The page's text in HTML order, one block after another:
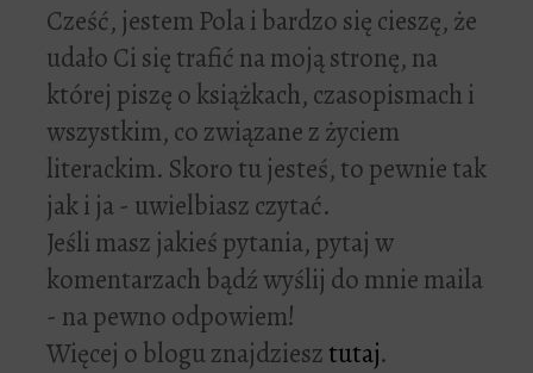
Cześć, jestem Pola i bardzo się cieszę, że
udało Ci się trafić na moją stronę, na
której piszę o książkach, czasopismach i
wszystkim, co związane z życiem
literackim. Skoro tu jesteś, to pewnie tak
jak i ja - uwielbiasz czytać.
Jeśli masz jakieś pytania, pytaj w
komentarzach bądź wyślij do mnie maila
- na pewno odpowiem!
Więcej o blogu znajdziesztutaj.